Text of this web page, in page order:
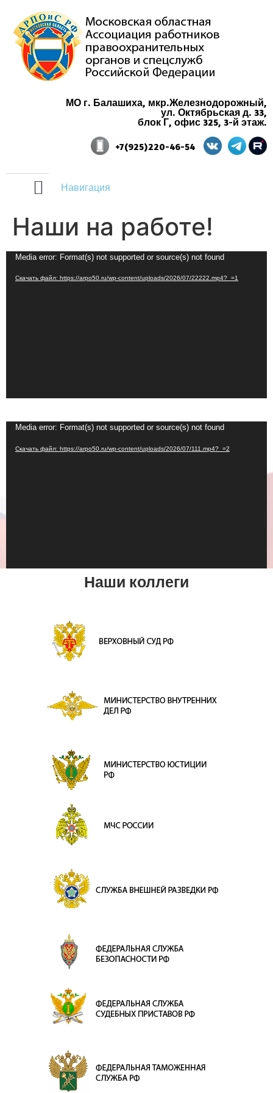
МО г. Балашиха, мкр.Железнодорожный,
ул. Октябрьская д. 33,
блок Г, офис 325, 3-й этаж.
+7(925)220-46-54
Навигация
Наши на работе!
Видеоплеер
Media error: Format(s) not supported or source(s) not found
Скачать файл: https://arpo50.ru/wp-content/uploads/2026/07/22222.mp4?_=1
Видеоплеер
Media error: Format(s) not supported or source(s) not found
Скачать файл: https://arpo50.ru/wp-content/uploads/2026/07/111.mp4?_=2
Наши коллеги